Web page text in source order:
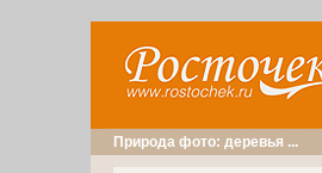
Природа фото: деревья ...